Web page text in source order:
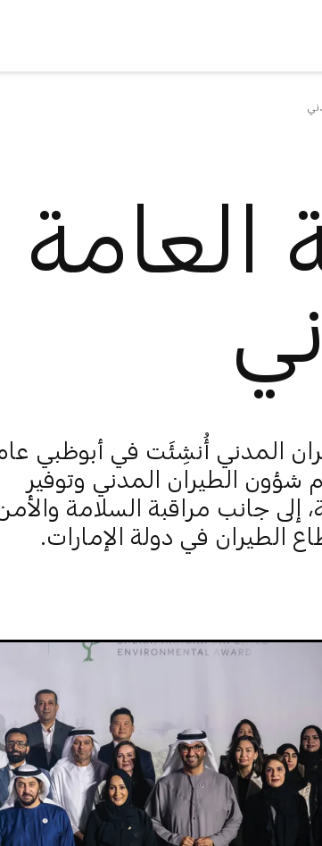
المدني أُنشِئَت في أبوظبي
شؤون الطيران المدني وتوفير
إلى جانب مراقبة السلامة
في دولة الإمارات.